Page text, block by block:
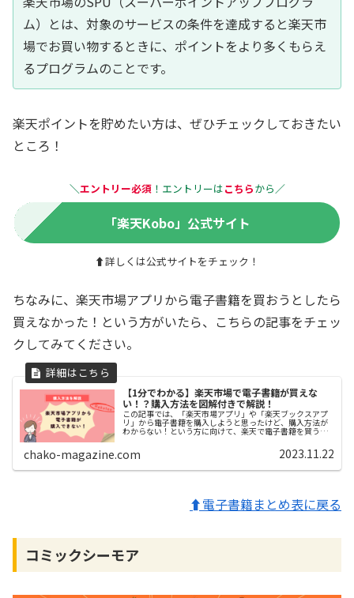
ム）とは、対象のサービスの条件を達成すると楽天市
場でお買い物するときに、ポイントをより多くもらえ
るプログラムのことです。
楽天ポイントを貯めたい方は、ぜひチェックしておきたい
ところ！
＼エントリー必須！エントリーはこちらから／
「楽天Kobo」公式サイト
⬆詳しくは公式サイトをチェック！
ちなみに、楽天市場アプリから電子書籍を買おうとしたら
買えなかった！という方がいたら、こちらの記事をチェッ
クしてみてください。
【1分でわかる】楽天市場で電子書籍が買えな
い！？購入方法を図解付きで解説！
この記事では、「楽天市場アプリ」や「楽天ブックスアプ
リ」から電子書籍を購入しようと思ったけど、購入方法が
わからない！という方に向けて、楽天で電子書籍を買う方
chako-magazine.com 2023.11.22
⬆電子書籍まとめ表に戻る
コミックシーモア